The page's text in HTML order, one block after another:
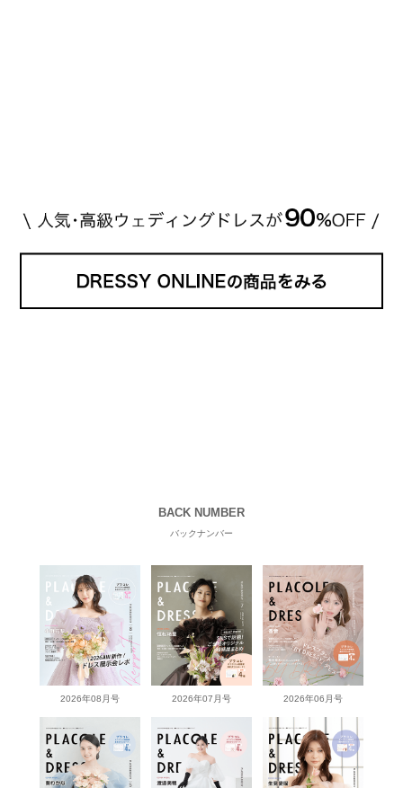
BACK NUMBER
バックナンバー
2026年08月号 2026年07月号 2026年06月号